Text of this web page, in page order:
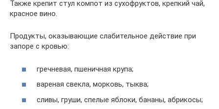
Также крепит стул компот из сухофруктов, крепкий чай,
красное вино.
Продукты, оказывающие слабительное действие при
запоре с кровью:
гречневая, пшеничная крупа;
вареная свекла, морковь, тыква;
сливы, груши, спелые яблоки, бананы, абрикосы;